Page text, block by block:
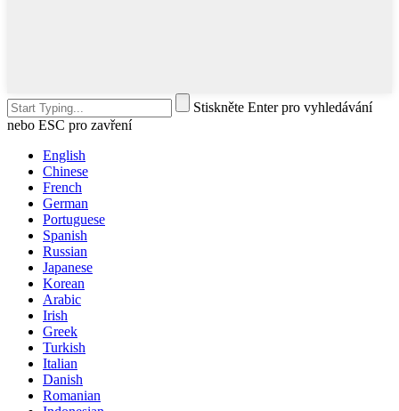
Stiskněte Enter pro vyhledávání
nebo ESC pro zavření
English
Chinese
French
German
Portuguese
Spanish
Russian
Japanese
Korean
Arabic
Irish
Greek
Turkish
Italian
Danish
Romanian